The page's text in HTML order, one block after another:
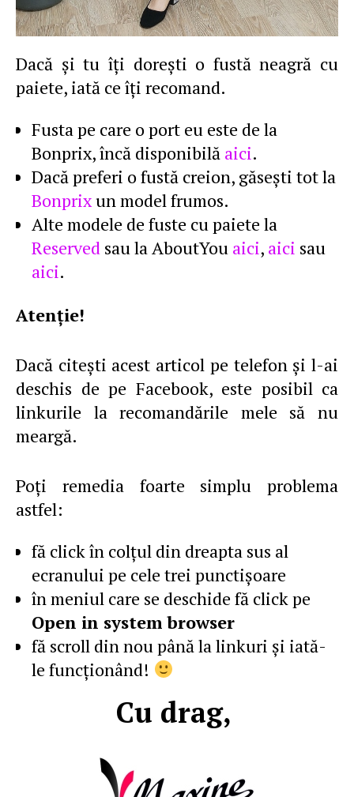
Dacă şi tu îţi doreşti o fustă neagră cu
paiete, iată ce îţi recomand.
Fusta pe care o port eu este de la
Bonprix, încă disponibilă aici.
Dacă preferi o fustă creion, găseşti tot la
Bonprixun model frumos.
Alte modele de fuste cu paiete la
Reserved sau la AboutYou aici, aici sau
aici.
Atenţie!
Dacă citeşti acest articol pe telefon şi l-ai
deschis de pe Facebook, este posibil ca
linkurile la recomandările mele să nu
meargă.
Poţi remedia foarte simplu problema
astfel:
fă click în colţul din dreapta sus al
ecranului pe cele trei punctişoare
în meniul care se deschide fă click pe
Open in system browser
fă scroll din nou până la linkuri şi iată-
le funcţionând!
Cu drag,